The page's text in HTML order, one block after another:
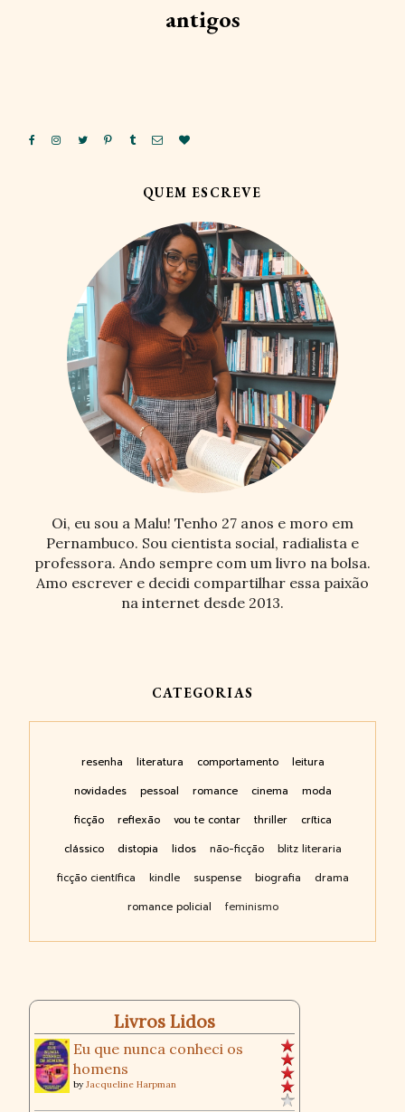
antigos
QUEM ESCREVE
Oi, eu sou a Malu! Tenho 27 anos e moro em
Pernambuco. Sou cientista social, radialista e
professora. Ando sempre com um livro na bolsa.
Amo escrever e decidi compartilhar essa paixão
na internet desde 2013.
CATEGORIAS
resenha literatura comportamento
leitura
novidades
pessoal romance cinema
moda
ficção
reflexão vou te contar thriller
crítica
clássico
distopia lidos não-ficção
blitz literaria
ficção científica
kindle suspense biografia
drama
romance policial
feminismo
Livros Lidos
Eu que nunca conheci os
homens
by Jacqueline Harpman